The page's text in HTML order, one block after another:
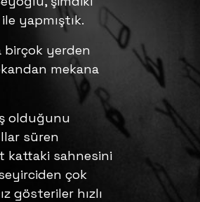
yapmıştık.
birçok yerden
mekana
olduğunu
süren
kattaki sahnesini
çok
gösteriler hızlı